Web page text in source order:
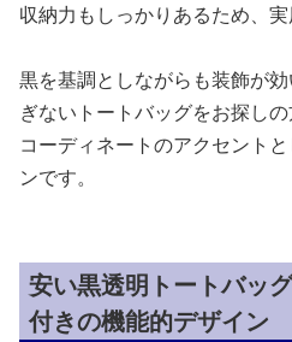
収納力もしっかりあるため、実
黒を基調としながらも装飾が
ぎないトートバッグをお探しの
コーディネートのアクセント
ンです。
安い黒透明トートバッ
付きの機能的デザイン